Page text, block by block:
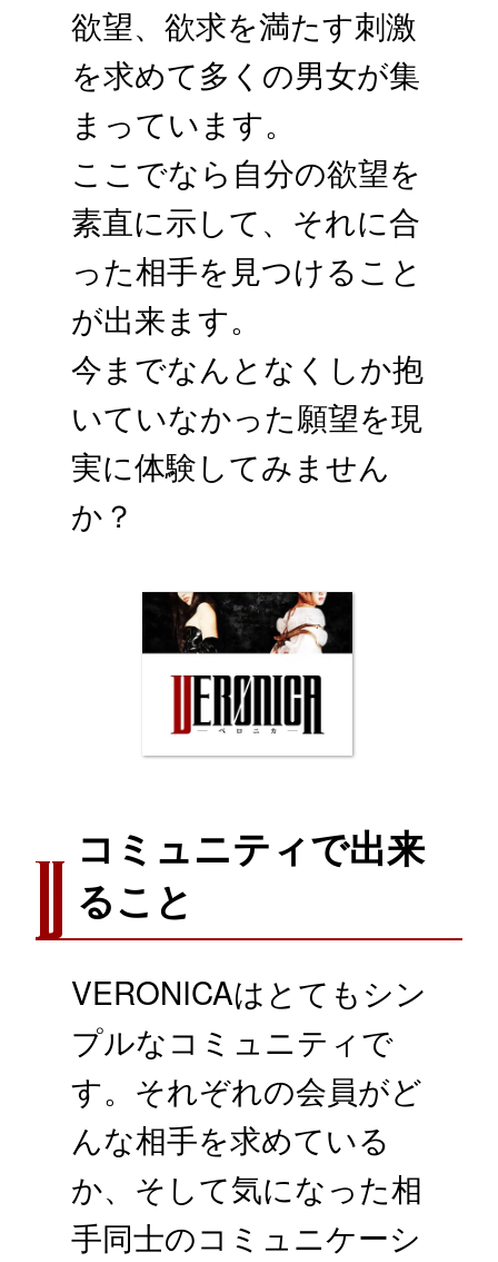
欲望、欲求を満たす刺激
を求めて多くの男女が集
まっています。
ここでなら自分の欲望を
素直に示して、それに合
った相手を見つけること
が出来ます。
今までなんとなくしか抱
いていなかった願望を現
実に体験してみません
か？
コミュニティで出来
ること
VERONICAはとてもシン
プルなコミュニティで
す。それぞれの会員がど
んな相手を求めている
か、そして気になった相
手同士のコミュニケーシ